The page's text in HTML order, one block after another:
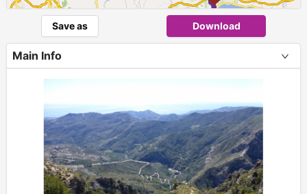
Save as Download
Main Info